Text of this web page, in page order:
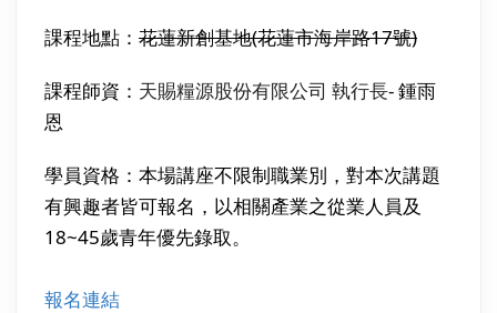
課程地點： 花蓮新創基地(花蓮市海岸路17號)
課程師資： 天賜糧源股份有限公司 執行長- 鍾雨
恩
學員資格：本場講座不限制職業別，對本次講題
有興趣者皆可報名，以相關產業之從業人員及
18~45歲青年優先錄取。
報名連結